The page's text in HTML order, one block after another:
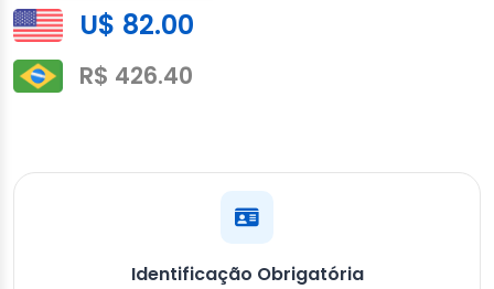
U$ 82.00
R$ 426.40
Identificação Obrigatória